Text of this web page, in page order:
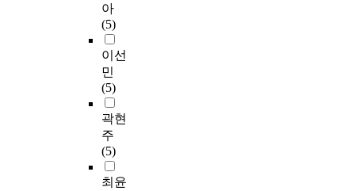
아
(5)
이선
민
(5)
곽현
주
(5)
최윤